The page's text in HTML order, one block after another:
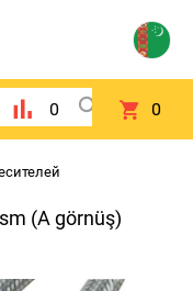
0 0
(A görnüş)